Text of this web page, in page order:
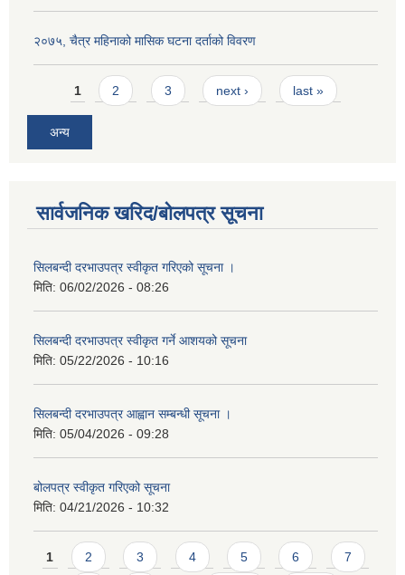
२०७५, चैत्र महिनाको मासिक घटना दर्ताको विवरण
Pages
1 2 3 next › last »
अन्य
सार्वजनिक खरिद/बोलपत्र सूचना
सिलबन्दी दरभाउपत्र स्वीकृत गरिएको सूचना ।
मिति: 06/02/2026 - 08:26
सिलबन्दी दरभाउपत्र स्वीकृत गर्ने आशयको सूचना
मिति: 05/22/2026 - 10:16
सिलबन्दी दरभाउपत्र आह्वान सम्बन्धी सूचना ।
मिति: 05/04/2026 - 09:28
बोलपत्र स्वीकृत गरिएको सूचना
मिति: 04/21/2026 - 10:32
Pages
1 2 3 4 5 6 7